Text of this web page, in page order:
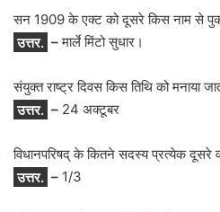
सन 1909 के एक्ट को दूसरे किस नाम से
उत्तर. –मार्ले मिंटो सुधार।
संयुक्त राष्ट्र दिवस किस तिथि को मनाया
उत्तर. – 24 अक्टूबर
विधानपरिषद् के कितने सदस्य प्रत्येक दूसरे
उत्तर. – 1/3